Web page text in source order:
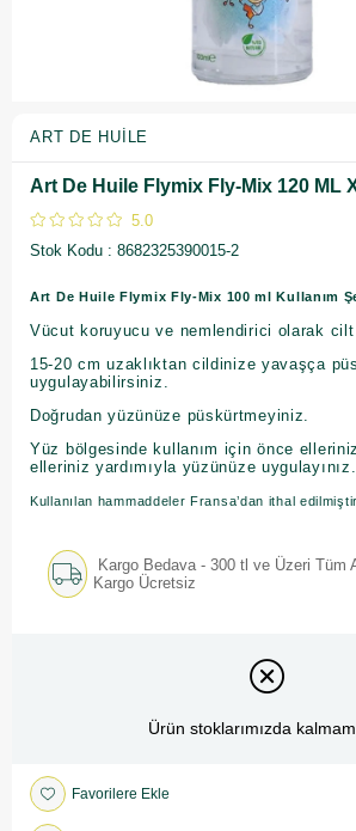
ART DE HUILE
Art De Huile Flymix Fly-Mix 120 ML
5.0
Stok Kodu
8682325390015-2
Art De Huile Flymix Fly-Mix 100 ml Kullanım
Vücut koruyucu ve nemlendirici olarak cilt
15-20 cm uzaklıktan cildinize yavaşça
uygulayabilirsiniz.
Doğrudan yüzünüze püskürtmeyiniz.
Yüz bölgesinde kullanım için önce
elleriniz yardımıyla yüzünüze uygulayınız.
Kullanılan hammaddeler Fransa’dan ithal edilmiştir.
Kargo Bedava - 300 tl ve Üzeri Tüm
Kargo Ücretsiz
Ürün stoklarımızda
Favorilere Ekle